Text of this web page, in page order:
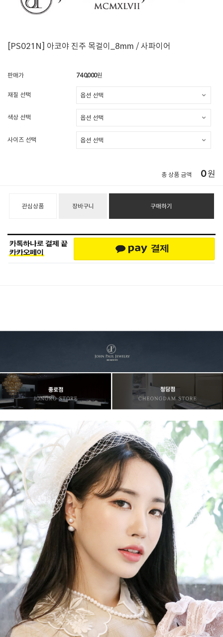
[PS021N] 아코야 진주 목걸이_8mm / 사파이어
판매가 740,000원
재질 선택
색상 선택
사이즈 선택
총 상품 금액 0원
관심상품 장바구니 구매하기